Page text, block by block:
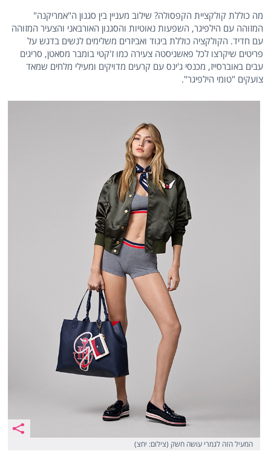
מה כוללת קולקציית הקפסולה? שילוב מעניין בין סגנון ה"אמריקנה"
המזוהה עם הילפיגר, השפעות נאוטיות והסגנון האורבאני והצעיר המזוהה
עם חדיד. הקולקציה כוללת ביגוד ואביזרים משלימים לנשים בדגש על
פריטים שיקרצו לכל פאשניסטה צעירה כמו ז'קטי בומבר מסאטן, סריגים
עבים באוברסייז, מכנסי ג'ינס עם קרעים מדויקים ומעילי מלחים שמאד
צועקים "טומי הילפיגר".
המעיל הזה לגמרי עושה חשק (צילום: יחצ)